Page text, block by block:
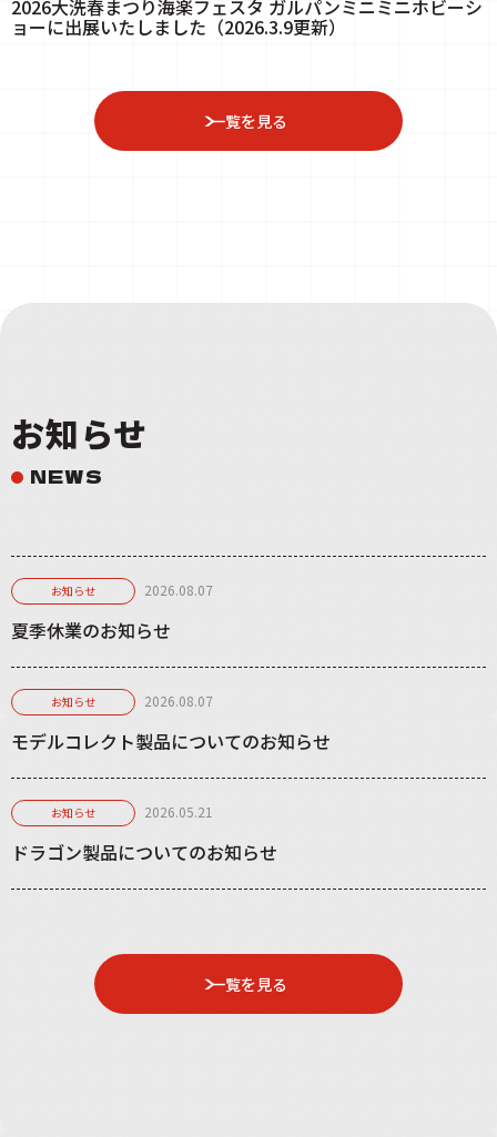
2026大洗春まつり海楽フェスタ ガルパンミニミニホビーシ
ョーに出展いたしました（2026.3.9更新）
一覧を見る
お知らせ
NEWS
お知らせ 2026.08.07
夏季休業のお知らせ
お知らせ 2026.08.07
モデルコレクト製品についてのお知らせ
お知らせ 2026.05.21
ドラゴン製品についてのお知らせ
一覧を見る